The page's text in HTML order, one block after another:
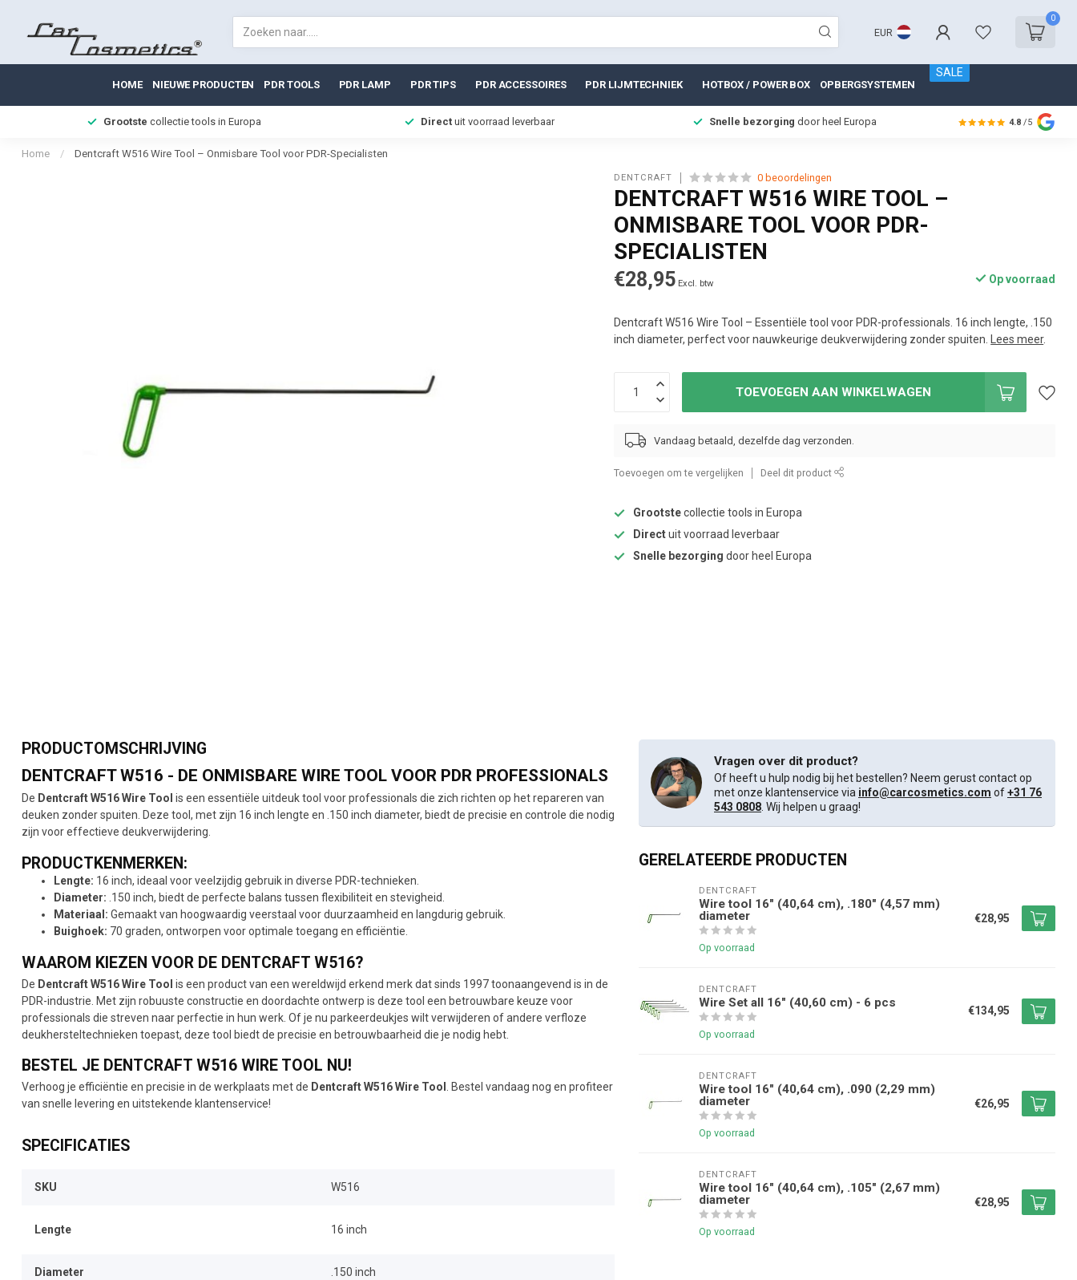
EUR
0
HOME NIEUWE PRODUCTEN PDR TOOLS PDR LAMP PDR TIPS PDR ACCESSOIRES PDR LIJMTECHNIEK HOTBOX / POWER BOX OPBERGSYSTEMEN
SALE
Grootste collectie tools in Europa Direct uit voorraad leverbaar Snelle bezorging door heel Europa 4.8 /5
Home / Dentcraft W516 Wire Tool – Onmisbare Tool voor PDR-Specialisten
DENTCRAFT 0 beoordelingen
DENTCRAFT W516 WIRE TOOL –
ONMISBARE TOOL VOOR PDR-
SPECIALISTEN
€28,95 Excl. btw Op voorraad
Dentcraft W516 Wire Tool – Essentiële tool voor PDR-professionals. 16 inch lengte, .150
inch diameter, perfect voor nauwkeurige deukverwijdering zonder spuiten.
Lees meer.
TOEVOEGEN AAN WINKELWAGEN
Vandaag betaald, dezelfde dag verzonden.
Toevoegen om te vergelijken Deel dit product
Grootstecollectie tools in Europa
Directuit voorraad leverbaar
Snelle bezorging door heel Europa
PRODUCTOMSCHRIJVING
DENTCRAFT W516 - DE ONMISBARE WIRE TOOL VOOR PDR PROFESSIONALS
De Dentcraft W516 Wire Tool is een essentiële uitdeuk tool voor professionals die zich richten op het repareren van
deuken zonder spuiten. Deze tool, met zijn 16 inch lengte en .150 inch diameter, biedt de precisie en controle die nodig
zijn voor effectieve deukverwijdering.
PRODUCTKENMERKEN:
Lengte: 16 inch, ideaal voor veelzijdig gebruik in diverse PDR-technieken.
Diameter: .150 inch, biedt de perfecte balans tussen flexibiliteit en stevigheid.
Materiaal: Gemaakt van hoogwaardig veerstaal voor duurzaamheid en langdurig gebruik.
Buighoek: 70 graden, ontworpen voor optimale toegang en efficiëntie.
WAAROM KIEZEN VOOR DE DENTCRAFT W516?
De Dentcraft W516 Wire Tool is een product van een wereldwijd erkend merk dat sinds 1997 toonaangevend is in de
PDR-industrie. Met zijn robuuste constructie en doordachte ontwerp is deze tool een betrouwbare keuze voor
professionals die streven naar perfectie in hun werk. Of je nu parkeerdeukjes wilt verwijderen of andere verfloze
deukhersteltechnieken toepast, deze tool biedt de precisie en betrouwbaarheid die je nodig hebt.
BESTEL JE DENTCRAFT W516 WIRE TOOL NU!
Verhoog je efficiëntie en precisie in de werkplaats met de Dentcraft W516 Wire Tool . Bestel vandaag nog en profiteer
van snelle levering en uitstekende klantenservice!
SPECIFICATIES
SKU W516
Lengte 16 inch
Diameter .150 inch
Vragen over dit product?
Of heeft u hulp nodig bij het bestellen? Neem gerust contact op
met onze klantenservice via info@carcosmetics.com of+31 76
543 0808 . Wij helpen u graag!
GERELATEERDE PRODUCTEN
DENTCRAFT
Wire tool 16" (40,64 cm), .180" (4,57 mm)
diameter
Op voorraad
€28,95
DENTCRAFT
Wire Set all 16" (40,60 cm) - 6 pcs
Op voorraad
€134,95
DENTCRAFT
Wire tool 16" (40,64 cm), .090 (2,29 mm)
diameter
Op voorraad
€26,95
DENTCRAFT
Wire tool 16" (40,64 cm), .105" (2,67 mm)
diameter
Op voorraad
€28,95